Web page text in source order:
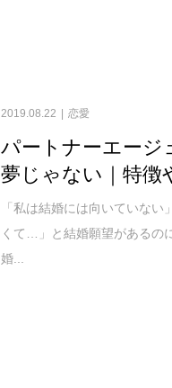
2019.08.22 恋愛
パートナーエージ
夢じゃない｜特徴
「私は結婚には向いていな
くて…」と結婚願望があるの
婚...